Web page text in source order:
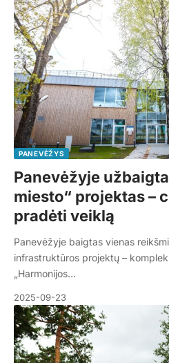
PANEVĖŽYS
Panevėžyje
miesto“ projektas –
pradėti veiklą
Panevėžyje baigtas vienas
infrastruktūros projektų –
„Harmonijos…
2025-09-23